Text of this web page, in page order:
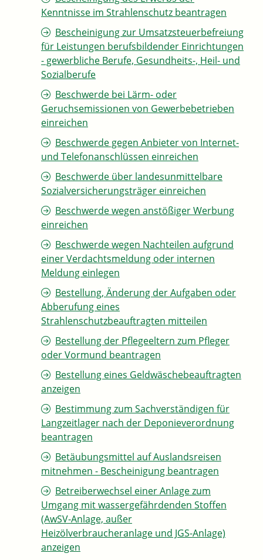
Kenntnisse im Strahlenschutz beantragen
Bescheinigung zur Umsatzsteuerbefreiung
für Leistungen berufsbildender Einrichtungen
- gewerbliche Berufe, Gesundheits-, Heil- und
Sozialberufe
Beschwerde bei Lärm- oder
Geruchsemissionen von Gewerbebetrieben
einreichen
Beschwerde gegen Anbieter von Internet-
und Telefonanschlüssen einreichen
Beschwerde über landesunmittelbare
Sozialversicherungsträger einreichen
Beschwerde wegen anstößiger Werbung
einreichen
Beschwerde wegen Nachteilen aufgrund
einer Verdachtsmeldung oder internen
Meldung einlegen
Bestellung, Änderung der Aufgaben oder
Abberufung eines
Strahlenschutzbeauftragten mitteilen
Bestellung der Pflegeeltern zum Pfleger
oder Vormund beantragen
Bestellung eines Geldwäschebeauftragten
anzeigen
Bestimmung zum Sachverständigen für
Langzeitlager nach der Deponieverordnung
beantragen
Betäubungsmittel auf Auslandsreisen
mitnehmen - Bescheinigung beantragen
Betreiberwechsel einer Anlage zum
Umgang mit wassergefährdenden Stoffen
(AwSV-Anlage, außer
Heizölverbraucheranlage und JGS-Anlage)
anzeigen